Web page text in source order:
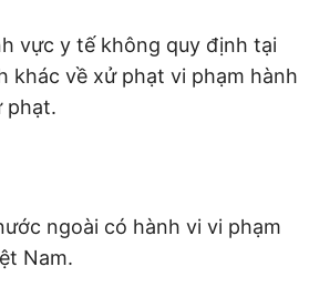
vực y tế không quy định tại
khác về xử phạt vi phạm hành
phạt.
ngoài có hành vi vi phạm
Nam.